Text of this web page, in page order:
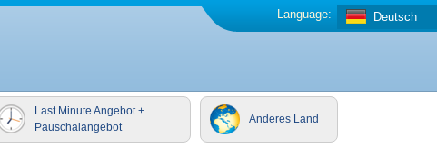
Deutsch
Language:
Last Minute Angebot +
Pauschalangebot
Anderes Land